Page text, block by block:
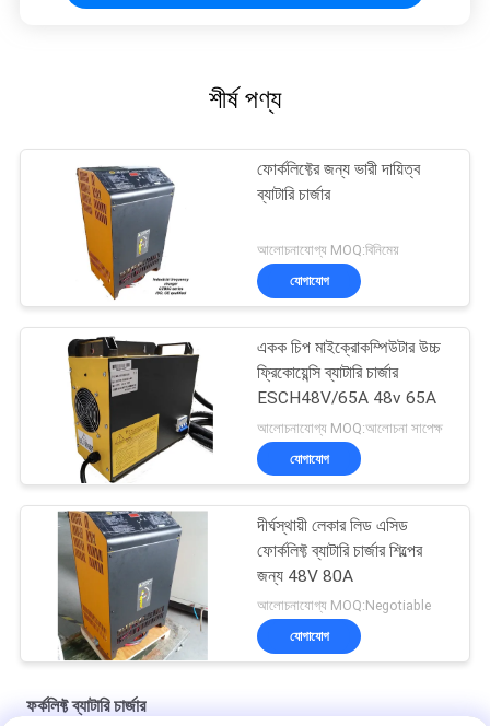
শীর্ষ পণ্য
ফোর্কলিফ্টের জন্য ভারী দায়িত্ব
ব্যাটারি চার্জার
আলোচনাযোগ্য MOQ:বিনিমেয়
যোগাযোগ
একক চিপ মাইক্রোকম্পিউটার উচ্চ
ফ্রিকোয়েন্সি ব্যাটারি চার্জার
ESCH48V/65A 48v 65A
আলোচনাযোগ্য MOQ:আলোচনা সাপেক্ষ
যোগাযোগ
দীর্ঘস্থায়ী লেকার লিড এসিড
ফোর্কলিফ্ট ব্যাটারি চার্জার শিল্পের
জন্য 48V 80A
আলোচনাযোগ্য MOQ:Negotiable
যোগাযোগ
ফর্কলিফ্ট ব্যাটারি চার্জার